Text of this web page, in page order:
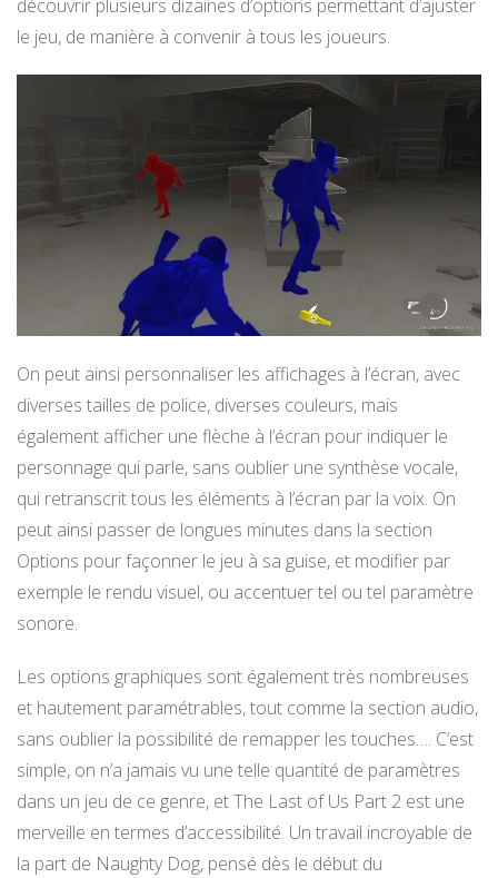
découvrir plusieurs dizaines d’options permettant d’ajuster
le jeu, de manière à convenir à tous les joueurs.
On peut ainsi personnaliser les affichages à l’écran, avec
diverses tailles de police, diverses couleurs, mais
également afficher une flèche à l’écran pour indiquer le
personnage qui parle, sans oublier une synthèse vocale,
qui retranscrit tous les éléments à l’écran par la voix. On
peut ainsi passer de longues minutes dans la section
Options pour façonner le jeu à sa guise, et modifier par
exemple le rendu visuel, ou accentuer tel ou tel paramètre
sonore.
Les options graphiques sont également très nombreuses
et hautement paramétrables, tout comme la section audio,
sans oublier la possibilité de remapper les touches…. C’est
simple, on n’a jamais vu une telle quantité de paramètres
dans un jeu de ce genre, et The Last of Us Part 2 est une
merveille en termes d’accessibilité. Un travail incroyable de
la part de Naughty Dog, pensé dès le début du